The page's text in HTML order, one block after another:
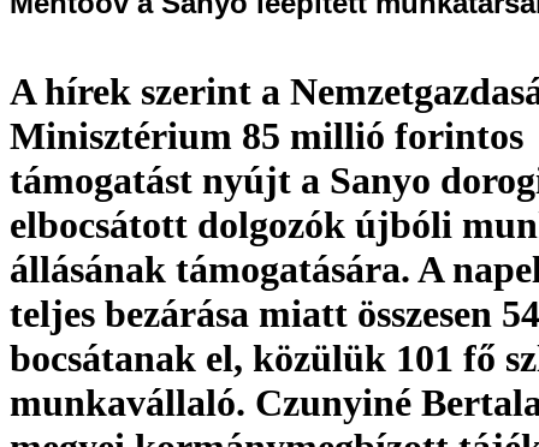
A hírek szerint a
Minisztérium 85 millió forintos
támogatást nyújt a Sanyo
elbocsátott dolgozók újbóli
állásának támogatására. A
teljes bezárása miatt összesen
bocsátanak el, közülük 101 fő
munkavállaló. Czunyiné